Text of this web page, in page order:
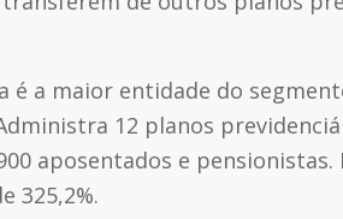
é a maior entidade do
12 planos
aposentados e pensionistas.
325,2%.